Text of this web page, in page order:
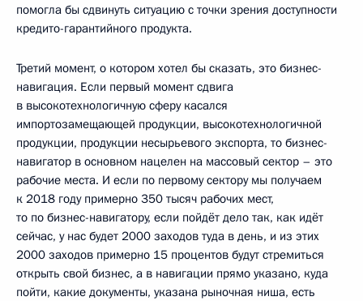
помогла бы сдвинуть ситуацию с точки зрения доступности
кредито-гарантийного продукта.
Третий момент, о котором хотел бы сказать, это бизнес-
навигация. Если первый момент сдвига
в высокотехнологичную сферу касался
импортозамещающей продукции, высокотехнологичной
продукции, продукции несырьевого экспорта, то бизнес-
навигатор в основном нацелен на массовый сектор – это
рабочие места. И если по первому сектору мы получаем
к 2018 году примерно 350 тысяч рабочих мест,
то по бизнес-навигатору, если пойдёт дело так, как идёт
сейчас, у нас будет 2000 заходов туда в день, и из этих
2000 заходов примерно 15 процентов будут стремиться
открыть свой бизнес, а в навигации прямо указано, куда
пойти, какие документы, указана рыночная ниша, есть